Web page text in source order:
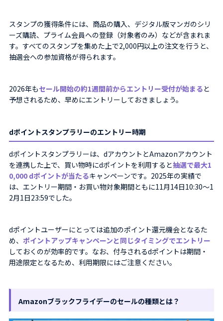
スタンプの獲得条件には、商品の購入、デジタル版マンガのシリ
ーズ購読、プライム会員への登録（対象者のみ）などが含まれま
す。すべてのスタンプを集めた上で2,000円以上の注文を行うと、
抽選会への参加資格が得られます。
2026年もセール開始の約1週間前からエントリー受付が始まると
予想されるため、早めにエントリーしておきましょう。
dポイントスタンプラリーのエントリー時期
dポイントスタンプラリーは、dアカウントとAmazonアカウント
を連携した上で、買い物時にdポイントを利用すると抽選で最大1
0,000 dポイントが当たるキャンペーンです。2025年の実績で
は、エントリー期間・お買い物対象期間ともに11月14日10:30〜1
2月1日23:59でした。
dポイントユーザーにとっては追加のポイント還元機会となるた
め、 ポイントアップキャンペーンと同じタイミングでエントリー
しておくのが効率的です。なお、付与されるdポイントは期間・
用途限定となるため、利用期限にはご注意ください。
Amazonブラックフライデーのセールの種類とは？